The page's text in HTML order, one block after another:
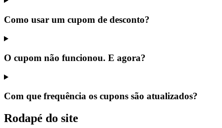
Como usar um cupom de desconto?
O cupom não funcionou. E agora?
Com que frequência os cupons são atualizados?
Rodapé do site